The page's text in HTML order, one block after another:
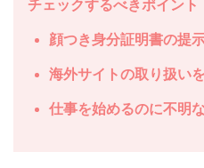
チェックするべきポイント
顔つき身分証明書の提
海外サイトの取り扱い
仕事を始めるのに不明